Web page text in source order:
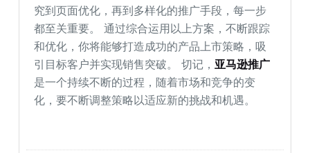
究到页面优化，再到多样化的推广手段，每一步
都至关重要。 通过综合运用以上方案，不断跟踪
和优化，你将能够打造成功的产品上市策略，吸
引目标客户并实现销售突破。 切记，亚马逊推广
是一个持续不断的过程，随着市场和竞争的变
化，要不断调整策略以适应新的挑战和机遇。